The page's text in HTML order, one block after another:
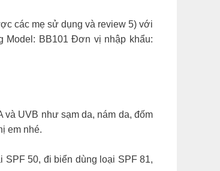
các mẹ sử dụng và review 5) với
Model: BB101 Đơn vị nhập khẩu:
UVB như sạm da, nám da, đốm
em nhé.
50, đi biển dùng loại SPF 81,